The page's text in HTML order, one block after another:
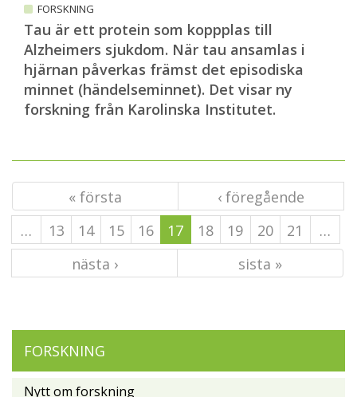
FORSKNING
Tau är ett protein som koppplas till
Alzheimers sjukdom. När tau ansamlas i
hjärnan påverkas främst det episodiska
minnet (händelseminnet). Det visar ny
forskning från Karolinska Institutet.
« första
‹ föregående
…
13 14 15 16 17 18 19 20 21
…
nästa ›
sista »
FORSKNING
Nytt om forskning